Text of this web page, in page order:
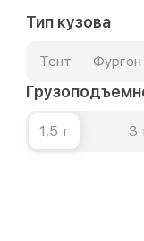
Тип кузова
Тент Фургон
1,5 т 3